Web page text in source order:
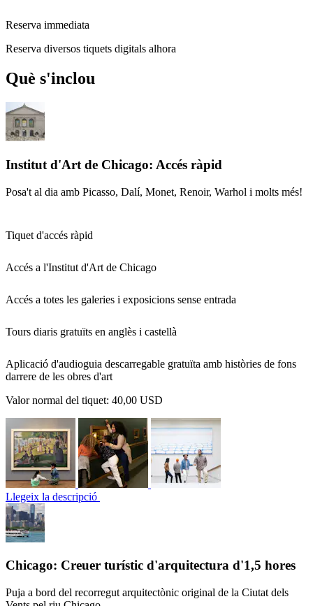
Reserva immediata
Reserva diversos tiquets digitals alhora
Què s'inclou
Institut d'Art de Chicago: Accés ràpid
Posa't al dia amb Picasso, Dalí, Monet, Renoir, Warhol i molts més!
Tiquet d'accés ràpid
Accés a l'Institut d'Art de Chicago
Accés a totes les galeries i exposicions sense entrada
Tours diaris gratuïts en anglès i castellà
Aplicació d'audioguia descarregable gratuïta amb històries de fons
darrere de les obres d'art
Valor normal del tiquet: 40,00 USD
Llegeix la descripció
Chicago: Creuer turístic d'arquitectura d'1,5 hores
Puja a bord del recorregut arquitectònic original de la Ciutat dels